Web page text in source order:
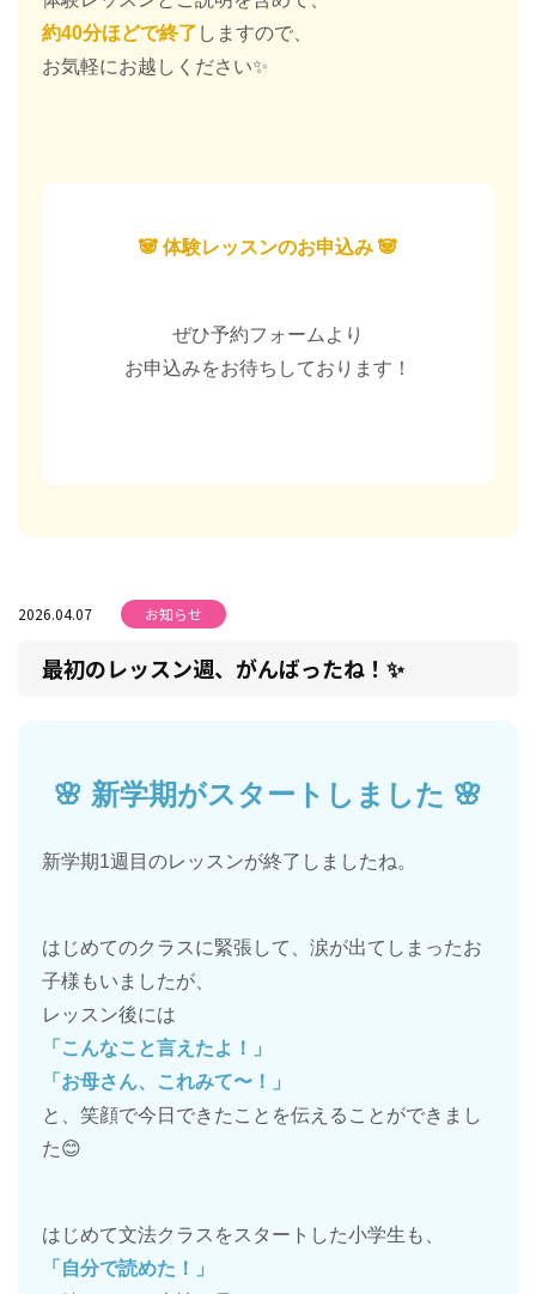
約40分ほどで終了 しますので、
お気軽にお越しください✨
🐼 体験レッスンのお申込み 🐼
ぜひ予約フォームより
お申込みをお待ちしております！
2026.04.07 お知らせ
最初のレッスン週、がんばったね！✨
🌸 新学期がスタートしました 🌸
新学期1週目のレッスンが終了しましたね。
はじめてのクラスに緊張して、涙が出てしまったお
子様もいましたが、
レッスン後には
「こんなこと言えたよ！」
「お母さん、これみて〜！」
と、笑顔で今日できたことを伝えることができまし
た😊
はじめて文法クラスをスタートした小学生も、
「自分で読めた！」